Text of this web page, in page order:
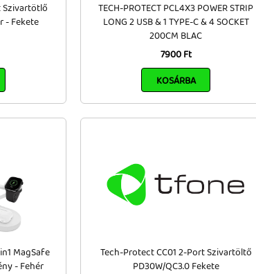
Szivartötlő
- Fekete
TECH-PROTECT PCL4X3 POWER STRIP
LONG 2 USB & 1 TYPE-C & 4 SOCKET
200CM BLAC
7900 Ft
KOSÁRBA
MagSafe
- Fehér
Tech-Protect CC01 2-Port Szivartöltő
PD30W/QC3.0 Fekete